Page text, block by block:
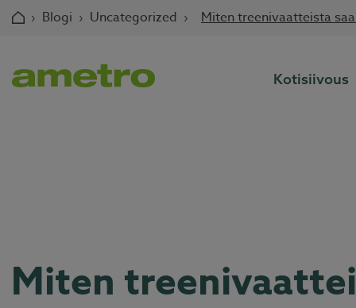
Skip › Blogi › Uncategorized › Miten treenivaatteista
Kotisiivous
Miten